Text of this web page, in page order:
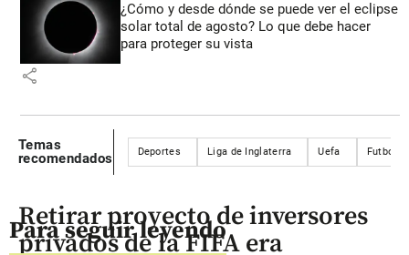
¿Cómo y desde dónde se puede ver el eclipse
solar total de agosto? Lo que debe hacer
para proteger su vista
share
Temas
recomendados
Deportes Liga de Inglaterra Uefa
Para seguir leyendo
Retirar proyecto de inversores
privados de la FIFA era